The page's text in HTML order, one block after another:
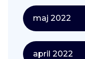
maj 2022
april 2022